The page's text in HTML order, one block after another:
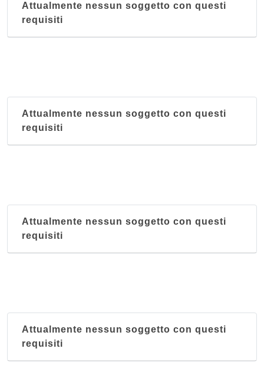
Attualmente nessun soggetto con questi
requisiti
Attualmente nessun soggetto con questi
requisiti
Attualmente nessun soggetto con questi
requisiti
Attualmente nessun soggetto con questi
requisiti